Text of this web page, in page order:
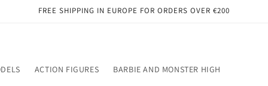
FREE SHIPPING IN EUROPE FOR ORDERS OVER €200
ACTION FIGURES BARBIE AND MONSTER HIGH